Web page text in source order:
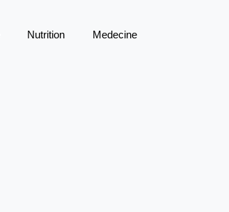
Nutrition Medecine